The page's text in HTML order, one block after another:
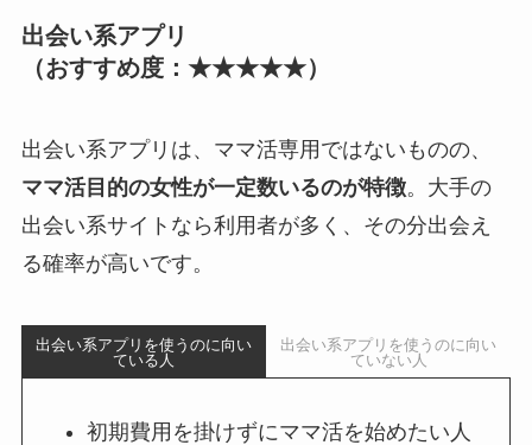
出会い系アプリ
（おすすめ度：★★★★★）
出会い系アプリは、ママ活専用ではないものの、
ママ活目的の女性が一定数いるのが特徴。大手の
出会い系サイトなら利用者が多く、その分出会え
る確率が高いです。
出会い系アプリを使うのに向い
ている人
出会い系アプリを使うのに向い
ていない人
初期費用を掛けずにママ活を始めたい人